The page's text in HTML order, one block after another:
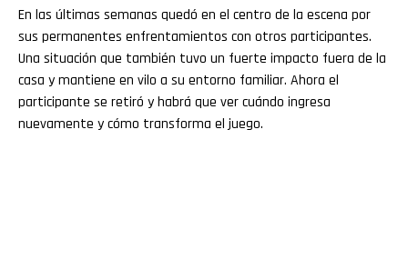
En las últimas semanas quedó en el centro de la escena por
sus permanentes enfrentamientos con otros participantes.
Una situación que también tuvo un fuerte impacto fuera de la
casa y mantiene en vilo a su entorno familiar. Ahora el
participante se retiró y habrá que ver cuándo ingresa
nuevamente y cómo transforma el juego.